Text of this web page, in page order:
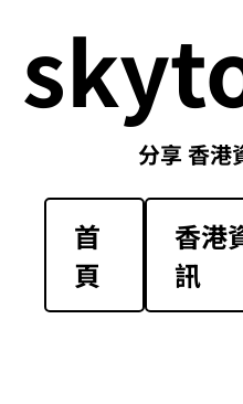
分享 香
首
頁
香港
訊